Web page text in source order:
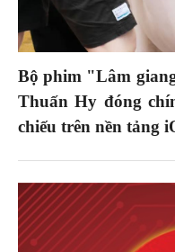
Bộ phim "Lâm
Thuấn Hy đóng
chiếu trên nền tảng